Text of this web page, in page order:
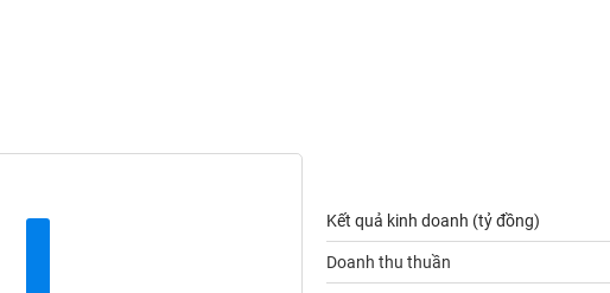
Kết quả kinh doanh (tỷ đồng)
Doanh thu thuần